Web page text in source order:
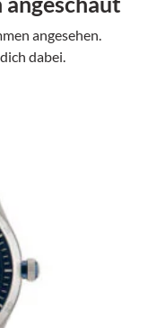
angesehen.
dabei.